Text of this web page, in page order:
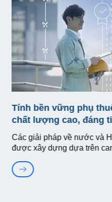
Tính bền vững phụ
chất lượng cao, đáng
Các giải pháp về nước và
được xây dựng dựa trên